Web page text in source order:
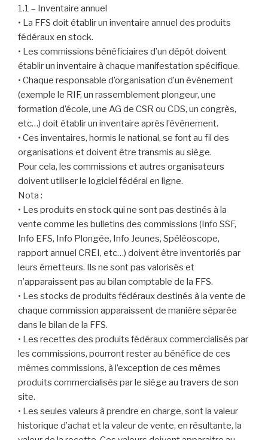
1.1 – Inventaire annuel
• La FFS doit établir un inventaire annuel des produits
fédéraux en stock.
• Les commissions bénéficiaires d’un dépôt doivent
établir un inventaire à chaque manifestation spécifique.
• Chaque responsable d’organisation d’un événement
(exemple le RIF, un rassemblement plongeur, une
formation d’école, une AG de CSR ou CDS, un congrès,
etc…) doit établir un inventaire après l’événement.
• Ces inventaires, hormis le national, se font au fil des
organisations et doivent être transmis au siège.
Pour cela, les commissions et autres organisateurs
doivent utiliser le logiciel fédéral en ligne.
Nota :
• Les produits en stock qui ne sont pas destinés à la
vente comme les bulletins des commissions (Info SSF,
Info EFS, Info Plongée, Info Jeunes, Spéléoscope,
rapport annuel CREI, etc…) doivent être inventoriés par
leurs émetteurs. Ils ne sont pas valorisés et
n’apparaissent pas au bilan comptable de la FFS.
• Les stocks de produits fédéraux destinés à la vente de
chaque commission apparaissent de manière séparée
dans le bilan de la FFS.
• Les recettes des produits fédéraux commercialisés par
les commissions, pourront rester au bénéfice de ces
mêmes commissions, à l’exception de ces mêmes
produits commercialisés par le siège au travers de son
site.
• Les seules valeurs à prendre en charge, sont la valeur
historique d’achat et la valeur de vente, en résultante, la